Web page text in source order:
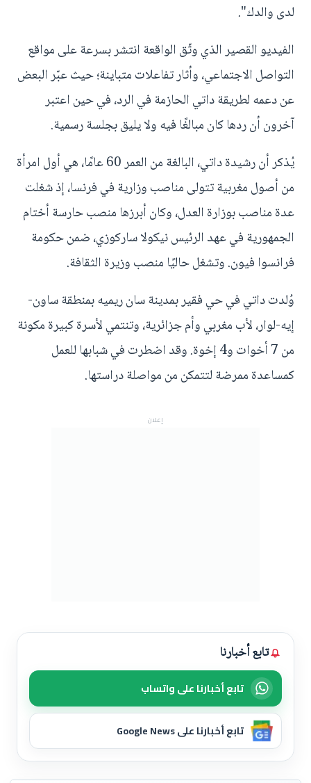
لدى والدك".
الفيديو القصير الذي وثّق الواقعة انتشر بسرعة على مواقع
التواصل الاجتماعي، وأثار تفاعلات متباينة؛ حيث عبّر البعض
عن دعمه لطريقة داتي الحازمة في الرد، في حين اعتبر
آخرون أن ردها كان مبالغًا فيه ولا يليق بجلسة رسمية.
يُذكر أن رشيدة داتي، البالغة من العمر 60 عامًا، هي أول امرأة
من أصول مغربية تتولى مناصب وزارية في فرنسا، إذ شغلت
عدة مناصب بوزارة العدل، وكان أبرزها منصب حارسة أختام
الجمهورية في عهد الرئيس نيكولا ساركوزي، ضمن حكومة
فرانسوا فيون. وتشغل حاليًا منصب وزيرة الثقافة.
وُلدت داتي في حي فقير بمدينة سان ريميه بمنطقة ساون-
إيه-لوار، لأب مغربي وأم جزائرية، وتنتمي لأسرة كبيرة مكونة
من 7 أخوات و4 إخوة. وقد اضطرت في شبابها للعمل
كمساعدة ممرضة لتتمكن من مواصلة دراستها.
إعلان
تابع أخبارنا
تابع أخبارنا على واتساب
تابع أخبارنا على Google News